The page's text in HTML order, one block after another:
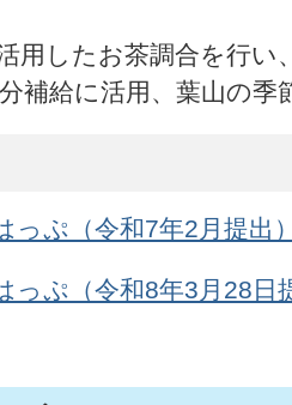
用したお茶調合を行い
補給に活用、葉山の
っぷ（令和7年2月提出
っぷ（令和8年3月28日